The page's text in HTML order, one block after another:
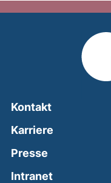
Kontakt
Karriere
Presse
Intranet(external